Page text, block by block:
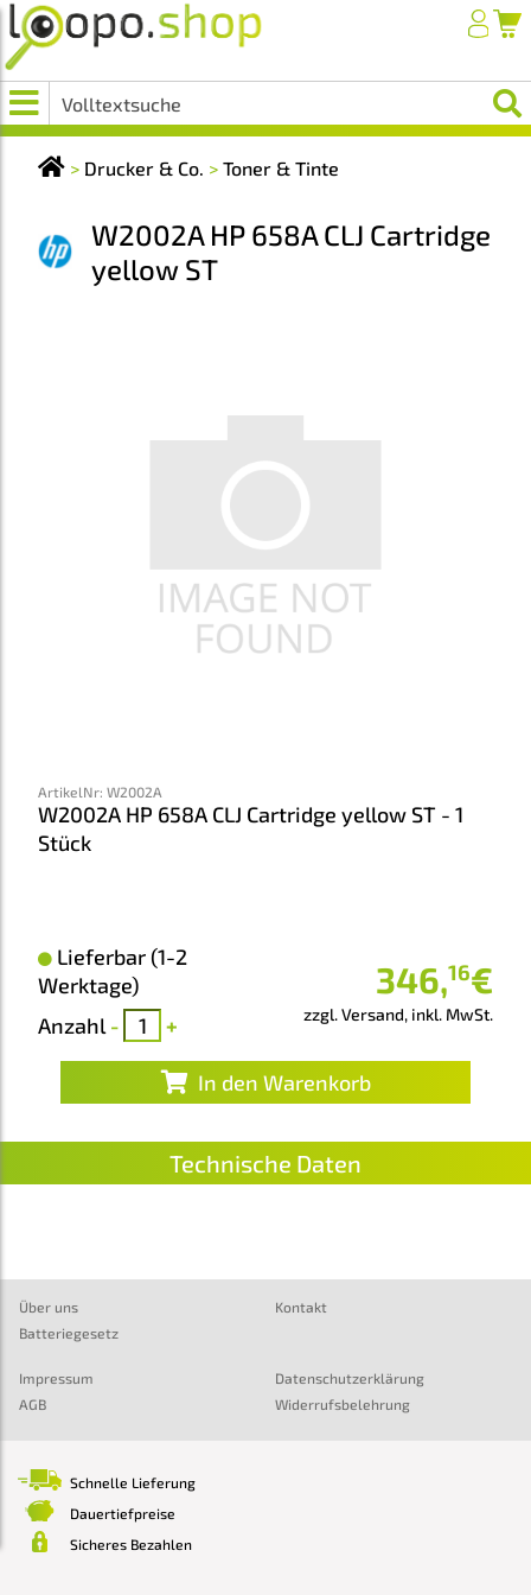
> Drucker & Co. > Toner & Tinte
W2002A HP 658A CLJ Cartridge
yellow ST
W2002A HP 658A CLJ Cartridge yellow ST - 1
Stück
Lieferbar (1-2
Werktage)
Anzahl - +
346,16€
zzgl. Versand, inkl. MwSt.
In den Warenkorb
ArtikelNr: W2002A
Technische Daten
Über uns
Batteriegesetz
Kontakt
Impressum
AGB
Datenschutzerklärung
Widerrufsbelehrung
Schnelle Lieferung
Dauertiefpreise
Sicheres Bezahlen